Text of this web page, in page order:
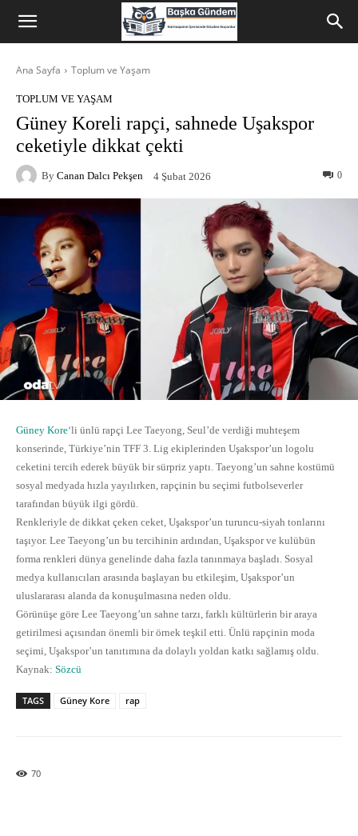
Ana Sayfa Toplum ve Yaşam
TOPLUM VE YAŞAM
Güney Koreli rapçi, sahnede Uşakspor
ceketiyle dikkat çekti
By Canan Dalcı Pekşen 4 Şubat 2026 0
Güney Kore‘li ünlü rapçi Lee Taeyong, Seul’de verdiği muhteşem
konserinde, Türkiye’nin TFF 3. Lig ekiplerinden Uşakspor’un logolu
ceketini tercih ederek büyük bir sürpriz yaptı. Taeyong’un sahne kostümü
sosyal medyada hızla yayılırken, rapçinin bu seçimi futbolseverler
tarafından büyük ilgi gördü.
Renkleriyle de dikkat çeken ceket, Uşakspor’un turuncu-siyah tonlarını
taşıyor. Lee Taeyong’un bu tercihinin ardından, Uşakspor ve kulübün
forma renkleri dünya genelinde daha fazla tanınmaya başladı. Sosyal
medya kullanıcıları arasında başlayan bu etkileşim, Uşakspor’un
uluslararası alanda da konuşulmasına neden oldu.
Görünüşe göre Lee Taeyong’un sahne tarzı, farklı kültürlerin bir araya
getirilmesi açısından önemli bir örnek teşkil etti. Ünlü rapçinin moda
seçimi, Uşakspor’un tanıtımına da dolaylı yoldan katkı sağlamış oldu.
Kaynak: Sözcü
TAGS Güney Kore rap
70